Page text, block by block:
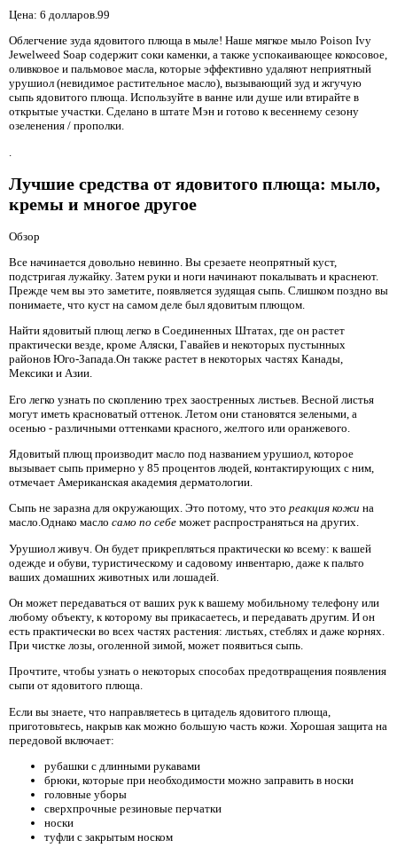
Цена: 6 долларов.99
Облегчение зуда ядовитого плюща в мыле! Наше мягкое мыло Poison Ivy
Jewelweed Soap содержит соки каменки, а также успокаивающее кокосовое,
оливковое и пальмовое масла, которые эффективно удаляют неприятный
урушиол (невидимое растительное масло), вызывающий зуд и жгучую
сыпь ядовитого плюща. Используйте в ванне или душе или втирайте в
открытые участки. Сделано в штате Мэн и готово к весеннему сезону
озеленения / прополки.
Лучшие средства от ядовитого плюща: мыло,
кремы и многое другое
Обзор
Все начинается довольно невинно. Вы срезаете неопрятный куст,
подстригая лужайку. Затем руки и ноги начинают покалывать и краснеют.
Прежде чем вы это заметите, появляется зудящая сыпь. Слишком поздно вы
понимаете, что куст на самом деле был ядовитым плющом.
Найти ядовитый плющ легко в Соединенных Штатах, где он растет
практически везде, кроме Аляски, Гавайев и некоторых пустынных
районов Юго-Запада.Он также растет в некоторых частях Канады,
Мексики и Азии.
Его легко узнать по скоплению трех заостренных листьев. Весной листья
могут иметь красноватый оттенок. Летом они становятся зелеными, а
осенью - различными оттенками красного, желтого или оранжевого.
Ядовитый плющ производит масло под названием урушиол, которое
вызывает сыпь примерно у 85 процентов людей, контактирующих с ним,
отмечает Американская академия дерматологии.
Сыпь не заразна для окружающих. Это потому, что это реакция кожи на
масло.Однако масло само по себе может распространяться на других.
Урушиол живуч. Он будет прикрепляться практически ко всему: к вашей
одежде и обуви, туристическому и садовому инвентарю, даже к пальто
ваших домашних животных или лошадей.
Он может передаваться от ваших рук к вашему мобильному телефону или
любому объекту, к которому вы прикасаетесь, и передавать другим. И он
есть практически во всех частях растения: листьях, стеблях и даже корнях.
При чистке лозы, оголенной зимой, может появиться сыпь.
Прочтите, чтобы узнать о некоторых способах предотвращения появления
сыпи от ядовитого плюща.
Если вы знаете, что направляетесь в цитадель ядовитого плюща,
приготовьтесь, накрыв как можно большую часть кожи. Хорошая защита на
передовой включает:
рубашки с длинными рукавами
брюки, которые при необходимости можно заправить в носки
головные уборы
сверхпрочные резиновые перчатки
носки
туфли с закрытым носком